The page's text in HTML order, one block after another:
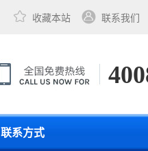
收藏本站 联系我们
联系方式